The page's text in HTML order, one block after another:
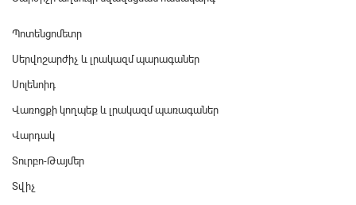
Պոտենցոմետր
Սերվոշարժիչ և լրակազմ պարագաներ
Սոլենոիդ
Վառոցքի կողպեք և լրակազմ պառագաներ
Վարդակ
Տուրբո-Թայմեր
Տվիչ